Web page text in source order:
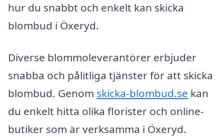
hur du snabbt och enkelt kan skicka
blombud i Öxeryd.
Diverse blommoleverantörer erbjuder
snabba och pålitliga tjänster för att skicka
blombud. Genom skicka-blombud.se kan
du enkelt hitta olika florister och online-
butiker som är verksamma i Öxeryd.